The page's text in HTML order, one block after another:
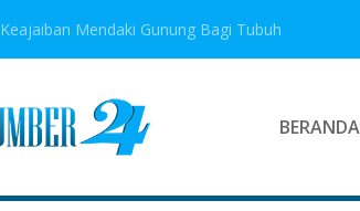
Keajaiban Mendaki Gunung Bagi Tubuh
BERANDA